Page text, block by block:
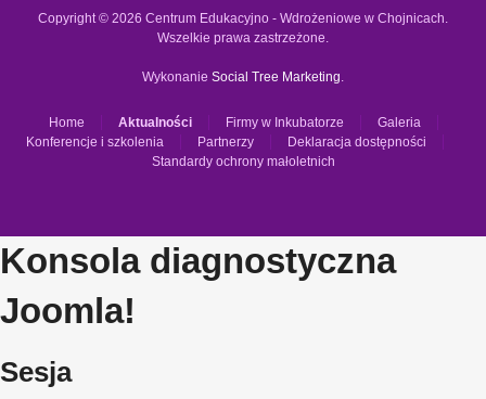
Copyright © 2026 Centrum Edukacyjno - Wdrożeniowe w Chojnicach.
Wszelkie prawa zastrzeżone.
Wykonanie Social Tree Marketing
Home Aktualności Firmy w Inkubatorze
Galeria
Konferencje i szkolenia
Partnerzy
Deklaracja dostępności
Standardy ochrony małoletnich
Konsola diagnostyczna
Joomla!
Sesja